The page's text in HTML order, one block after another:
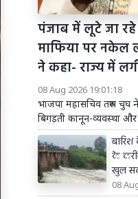
पंजाब में लूटे जा
माफिया पर नकेल
ने कहा- राज्य में
08 Aug 2026 19:01:18
भाजपा महासचिव तरुण
बिगड़ती कानून-व्यवस्था
के
खुल
08